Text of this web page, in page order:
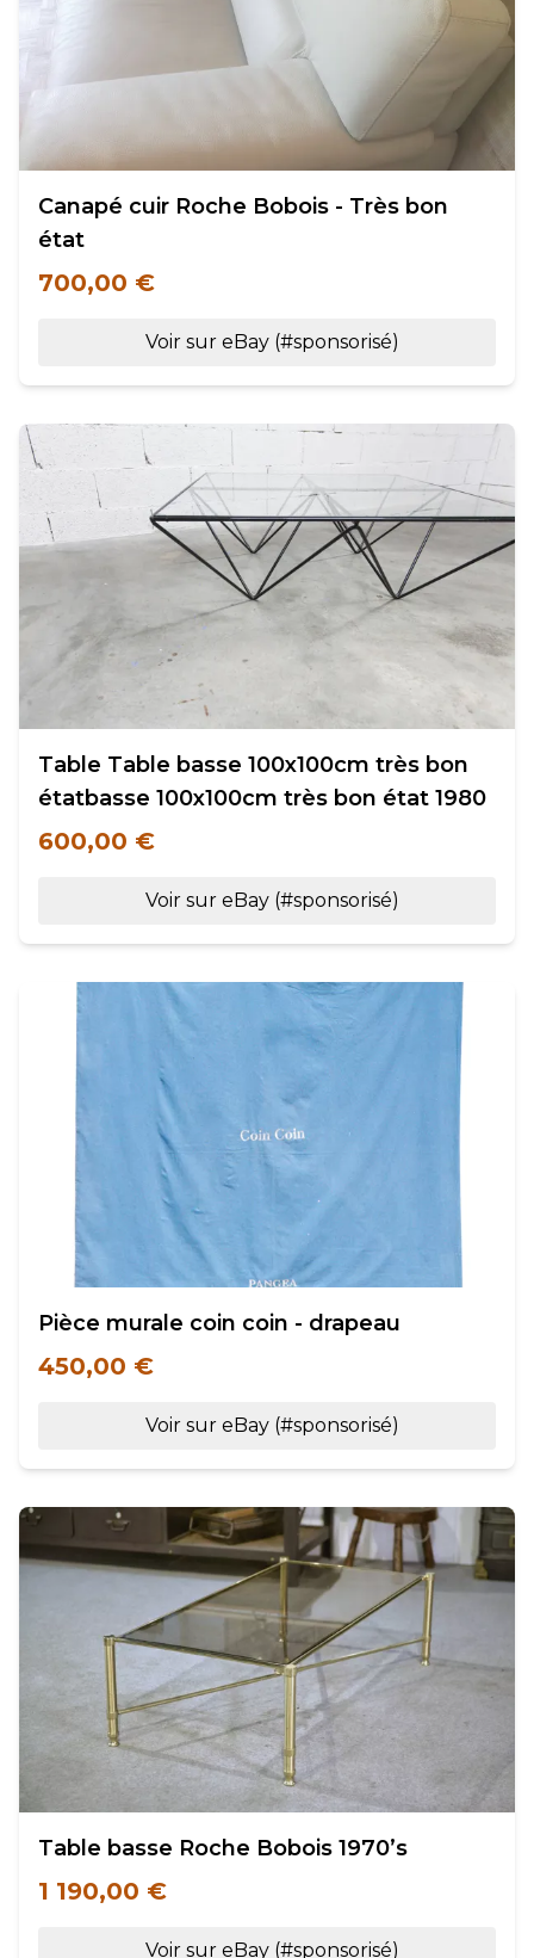
Canapé cuir Roche Bobois - Très bon
état
700,00 €
Voir sur eBay (#sponsorisé)
Table Table basse 100x100cm très bon
étatbasse 100x100cm très bon état 1980
600,00 €
Voir sur eBay (#sponsorisé)
Pièce murale coin coin - drapeau
450,00 €
Voir sur eBay (#sponsorisé)
Table basse Roche Bobois 1970’s
1 190,00 €
Voir sur eBay (#sponsorisé)